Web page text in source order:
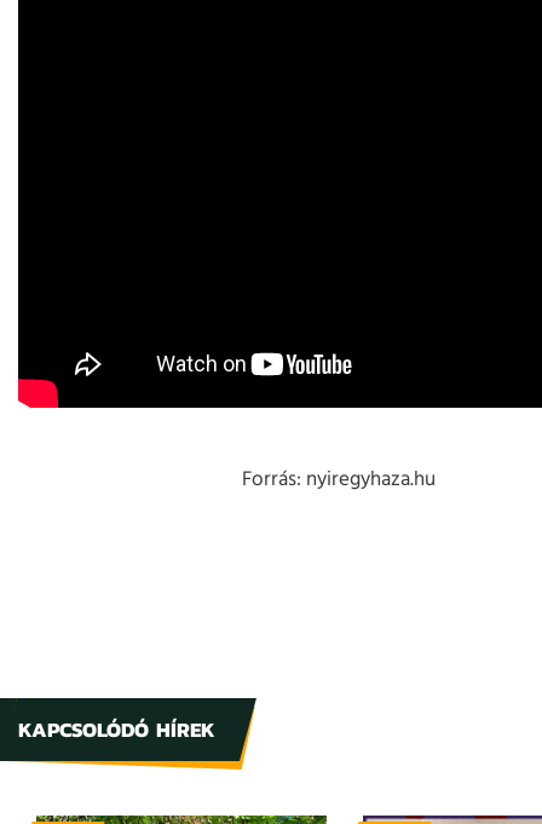
Forrás: nyiregyhaza.hu
KAPCSOLÓDÓ HÍREK